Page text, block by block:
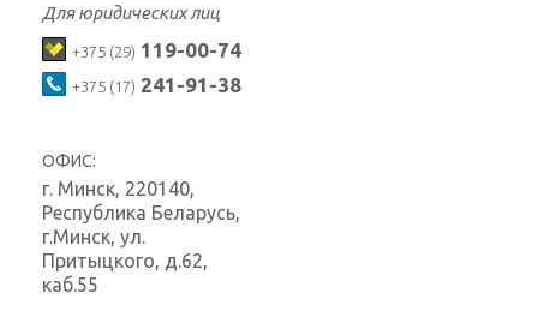
Для юридических лиц
+375 (29) 119-00-74
+375 (17) 241-91-38
ОФИС:
г. Минск, 220140,
Республика Беларусь,
г.Минск, ул.
Притыцкого, д.62,
каб.55